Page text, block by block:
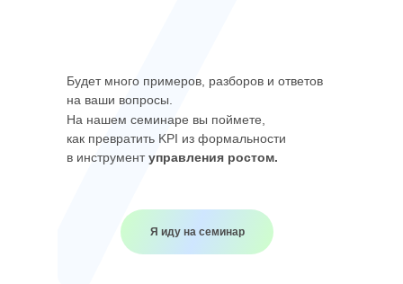
Я иду на семинар
Будет много примеров, разборов и ответов
на ваши вопросы.
На нашем семинаре вы поймете,
как превратить KPI из формальности
в инструментуправления ростом.